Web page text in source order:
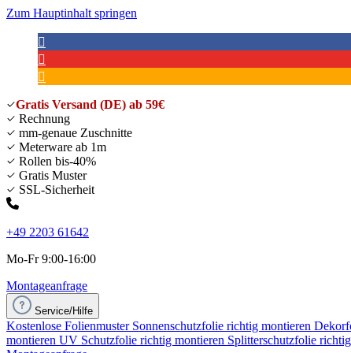
Zum Hauptinhalt springen
Gratis Versand (DE) ab 59€
Rechnung
mm-genaue Zuschnitte
Meterware ab 1m
Rollen bis-40%
Gratis Muster
SSL-Sicherheit
+49 2203 61642
Mo-Fr 9:00-16:00
Montageanfrage
Service/Hilfe
Kostenlose Folienmuster Sonnenschutzfolie richtig montieren
montieren UV Schutzfolie richtig montieren Splitterschutzfolie